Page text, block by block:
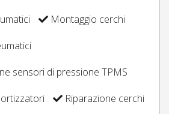
Montaggio cerchi
sensori di pressione TPMS
Riparazione cerchi